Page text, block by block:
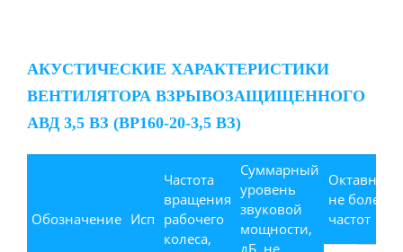
АКУСТИЧЕСКИЕ ХАРАКТЕРИСТИКИ
ВЕНТИЛЯТОРА ВЗРЫВОЗАЩИЩЕННОГО
АВД 3,5 ВЗ (ВР160-20-3,5 ВЗ)
Обозначение Исп
Частота
вращения
рабочего
колеса,
Суммарный
уровень
звуковой
мощности,
Октавные
не более,
частот